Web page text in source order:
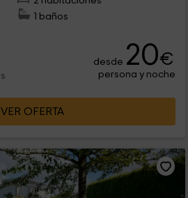
1 baños
desde 20€
persona y noche
VER OFERTA